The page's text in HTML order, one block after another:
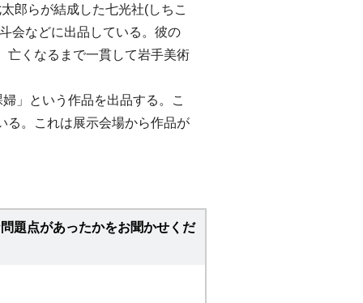
郎らが結成した七光社(しちこ
会などに出品している。彼の
亡くなるまで一貫して岩手美術
」という作品を出品する。こ
る。これは展示会場から作品が
題点があったかをお聞かせくだ